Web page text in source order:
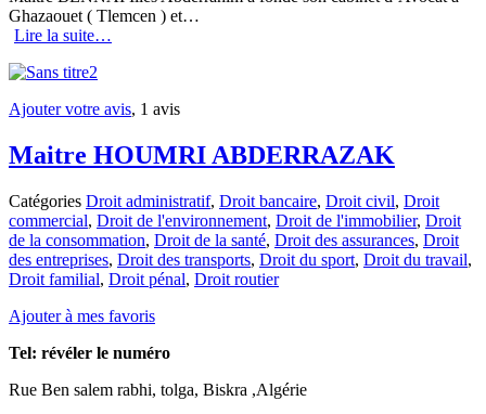
Ghazaouet ( Tlemcen ) et…
Lire la suite…
Ajouter votre avis, 1 avis
Maitre HOUMRI ABDERRAZAK
Catégories Droit administratif, Droit bancaire, Droit civil, Droit
commercial, Droit de l'environnement, Droit de l'immobilier, Droit
de la consommation, Droit de la santé, Droit des assurances, Droit
des entreprises, Droit des transports, Droit du sport, Droit du travail,
Droit familial, Droit pénal, Droit routier
Ajouter à mes favoris
Tel: révéler le numéro
Rue Ben salem rabhi, tolga, Biskra ,Algérie